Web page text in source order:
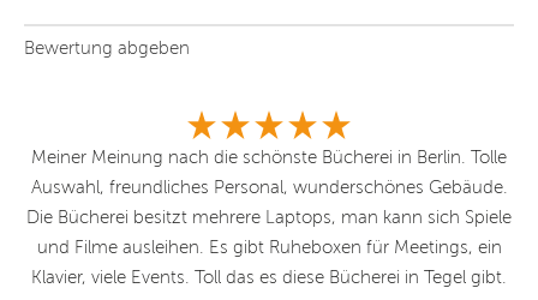
Bewertung abgeben
Meiner Meinung nach die schönste Bücherei in Berlin. Tolle
Auswahl, freundliches Personal, wunderschönes Gebäude.
Die Bücherei besitzt mehrere Laptops, man kann sich Spiele
und Filme ausleihen. Es gibt Ruheboxen für Meetings, ein
Klavier, viele Events. Toll das es diese Bücherei in Tegel gibt.